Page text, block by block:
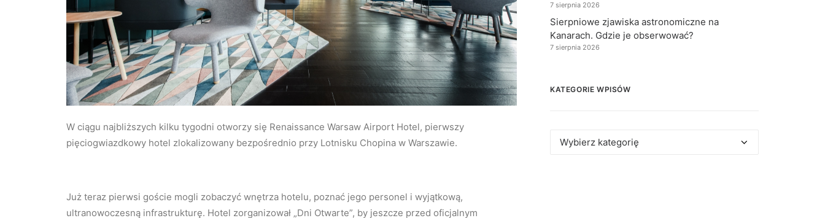
W ciągu najbliższych kilku tygodni otworzy się Renaissance Warsaw Airport Hotel, pierwszy
pięciogwiazdkowy hotel zlokalizowany bezpośrednio przy Lotnisku Chopina w Warszawie.
Już teraz pierwsi goście mogli zobaczyć wnętrza hotelu, poznać jego personel i wyjątkową,
ultranowoczesną infrastrukturę. Hotel zorganizował „Dni Otwarte”, by jeszcze przed oficjalnym
7 sierpnia 2026
Sierpniowe zjawiska astronomiczne na
Kanarach. Gdzie je obserwować?
7 sierpnia 2026
KATEGORIE WPISÓW
Kategorie